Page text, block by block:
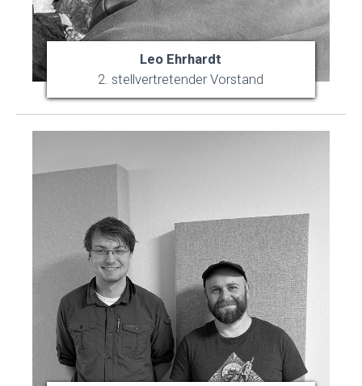
Leo Ehrhardt
2. stellvertretender Vorstand